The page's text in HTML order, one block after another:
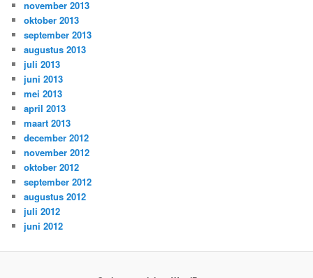
november 2013
oktober 2013
september 2013
augustus 2013
juli 2013
juni 2013
mei 2013
april 2013
maart 2013
december 2012
november 2012
oktober 2012
september 2012
augustus 2012
juli 2012
juni 2012